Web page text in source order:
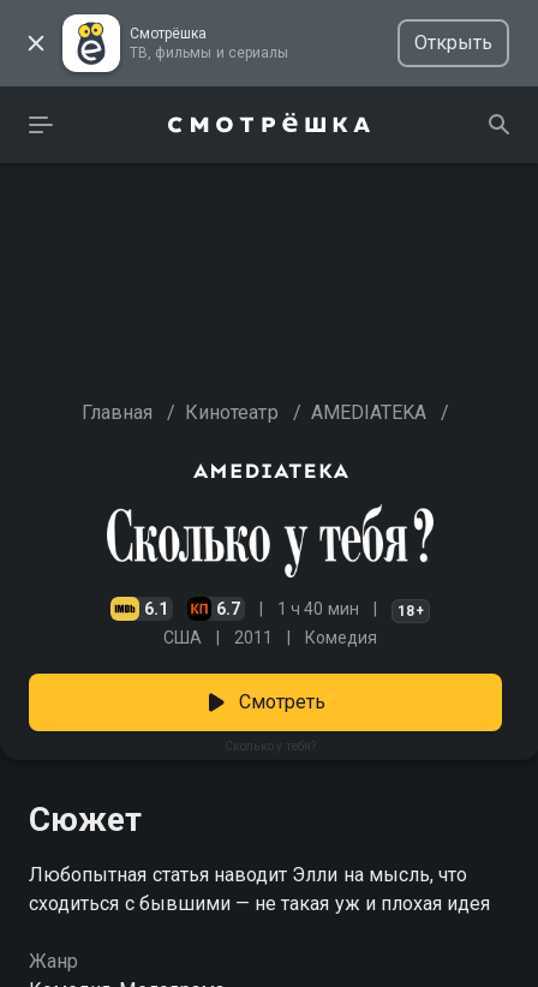
Смотрёшка
ТВ, фильмы и сериалы
Открыть
Главная / Кинотеатр / AMEDIATEKA /
6.1 6.7 1 ч 40 мин 18+
США 2011 Комедия
Сколько у тебя?
Смотреть
Сюжет
Любопытная статья наводит Элли на мысль, что
сходиться с бывшими — не такая уж и плохая идея
Жанр